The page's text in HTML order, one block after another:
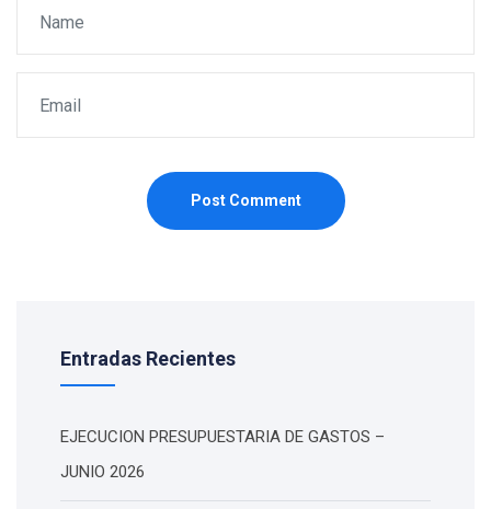
Post Comment
Entradas Recientes
EJECUCION PRESUPUESTARIA DE GASTOS –
JUNIO 2026